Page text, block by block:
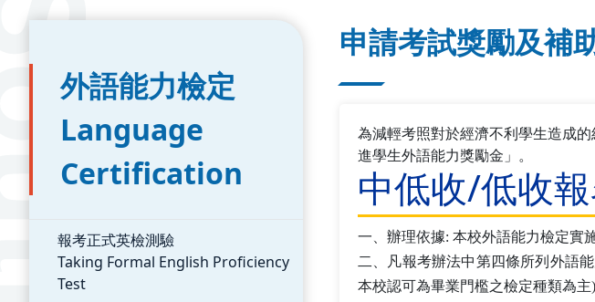
:::
外語能力檢定
Language
Certification
報考正式英檢測驗
Taking Formal English Proficiency
Test
申請考試獎勵及補
為減輕考照對於經濟不利學生造成
進學生外語能力獎勵金」。
中低收/低收
一、 辦理依據: 本校外語能力檢定實
二、凡報考辦法中第四條所列外語
本校認可為畢業門檻之檢定種類為主)